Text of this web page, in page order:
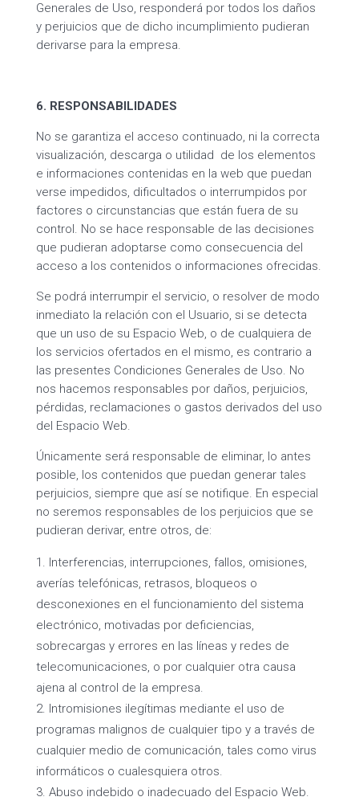
Generales de Uso, responderá por todos los daños
y perjuicios que de dicho incumplimiento pudieran
derivarse para la empresa.
6. RESPONSABILIDADES
No se garantiza el acceso continuado, ni la correcta
visualización, descarga o utilidad de los elementos
e informaciones contenidas en la web que puedan
verse impedidos, dificultados o interrumpidos por
factores o circunstancias que están fuera de su
control. No se hace responsable de las decisiones
que pudieran adoptarse como consecuencia del
acceso a los contenidos o informaciones ofrecidas.
Se podrá interrumpir el servicio, o resolver de modo
inmediato la relación con el Usuario, si se detecta
que un uso de su Espacio Web, o de cualquiera de
los servicios ofertados en el mismo, es contrario a
las presentes Condiciones Generales de Uso. No
nos hacemos responsables por daños, perjuicios,
pérdidas, reclamaciones o gastos derivados del uso
del Espacio Web.
Únicamente será responsable de eliminar, lo antes
posible, los contenidos que puedan generar tales
perjuicios, siempre que así se notifique. En especial
no seremos responsables de los perjuicios que se
pudieran derivar, entre otros, de:
Interferencias, interrupciones, fallos, omisiones,
averías telefónicas, retrasos, bloqueos o
desconexiones en el funcionamiento del sistema
electrónico, motivadas por deficiencias,
sobrecargas y errores en las líneas y redes de
telecomunicaciones, o por cualquier otra causa
ajena al control de la empresa.
Intromisiones ilegítimas mediante el uso de
programas malignos de cualquier tipo y a través de
cualquier medio de comunicación, tales como virus
informáticos o cualesquiera otros.
Abuso indebido o inadecuado del Espacio Web.